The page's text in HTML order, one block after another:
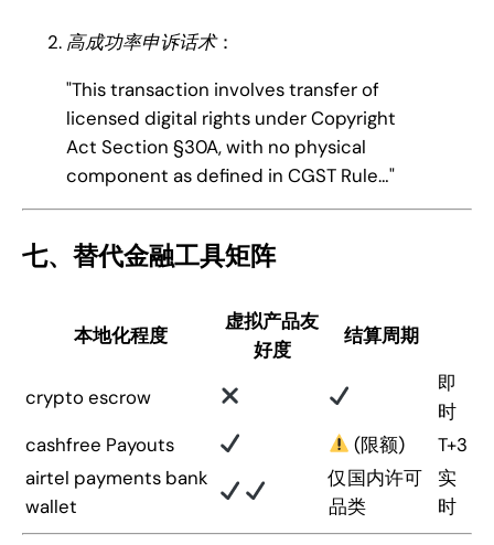
高成功率申诉话术：
"This transaction involves transfer of
licensed digital rights under Copyright
Act Section §30A, with no physical
component as defined in CGST Rule…"
七、替代金融工具矩阵
本地化程度
虚拟产品友
好度
结算周期
crypto escrow
即
时
cashfree Payouts
(限额)
T+3
airtel payments bank
wallet
仅国内许可
品类
实
时